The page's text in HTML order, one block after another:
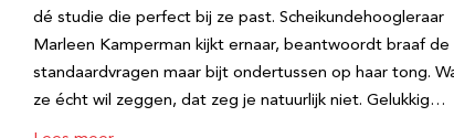
dé studie die perfect bij ze past. Scheikundehoogleraar
Marleen Kamperman kijkt ernaar, beantwoordt braaf de
standaardvragen maar bijt ondertussen op haar tong.
ze écht wil zeggen, dat zeg je natuurlijk niet. Gelukkig…